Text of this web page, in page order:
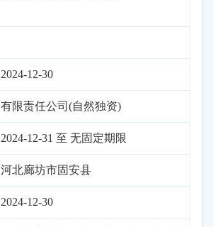
2024-12-30
有限责任公司(自然独资)
2024-12-31 至 无固定期限
河北廊坊市固安县
2024-12-30